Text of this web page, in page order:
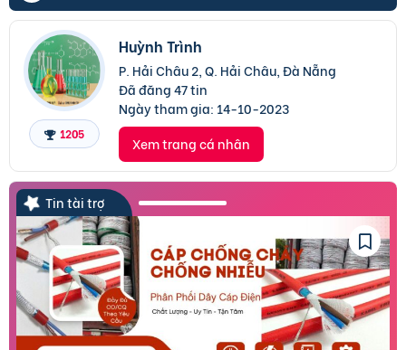
1205
Huỳnh Trình
P. Hải Châu 2, Q. Hải Châu, Đà Nẵng
Đã đăng 47 tin
Ngày tham gia: 14-10-2023
Xem trang cá nhân
Tin tài trợ